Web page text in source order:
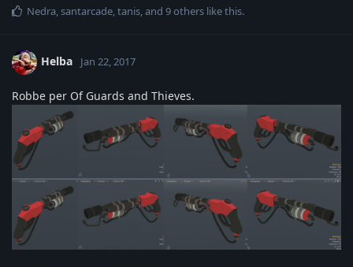
Nedra,santarcade,tanis, and 9others like this.
Helba Jan 22, 2017
Robbe per Of Guards and Thieves.